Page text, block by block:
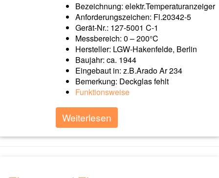
Bezeichnung: elektr.Temperaturanzeiger
Anforderungszeichen: Fl.20342-5
Gerät-Nr.: 127-5001 C-1
Messbereich: 0 – 200°C
Hersteller: LGW-Hakenfelde, Berlin
Baujahr: ca. 1944
Eingebaut in: z.B.Arado Ar 234
Bemerkung: Deckglas fehlt
Funktionsweise
Weiterlesen